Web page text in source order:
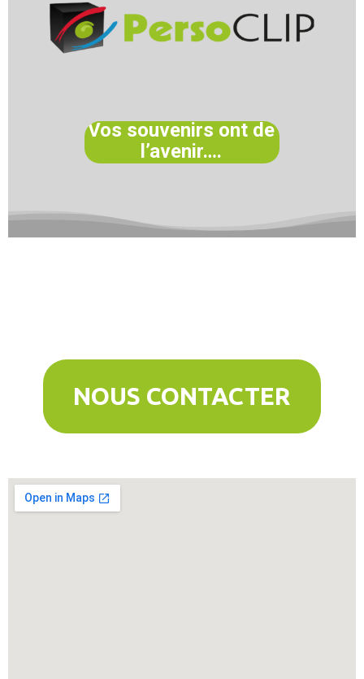
Vos souvenirs ont de
l’avenir….
NOUS CONTACTER